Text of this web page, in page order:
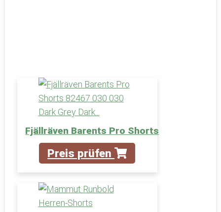
Fjällräven Barents Pro Shorts
Preis prüfen